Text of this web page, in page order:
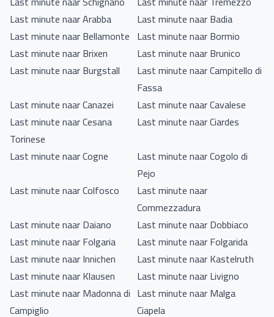
Last minute naar Arabba
Last minute naar Badia
Last minute naar Bellamonte Last minute naar Bormio
Last minute naar Brixen
Last minute naar Brunico
Last minute naar Burgstall
Last minute naar Campitello di
Fassa
Last minute naar Canazei
Last minute naar Cavalese
Last minute naar Cesana
Torinese
Last minute naar Ciardes
Last minute naar Cogne
Last minute naar Cogolo di
Pejo
Last minute naar Colfosco
Last minute naar
Commezzadura
Last minute naar Daiano
Last minute naar Dobbiaco
Last minute naar Folgaria
Last minute naar Folgarida
Last minute naar Innichen
Last minute naar Kastelruth
Last minute naar Klausen
Last minute naar Livigno
Last minute naar Madonna di
Campiglio
Last minute naar Malga
Ciapela